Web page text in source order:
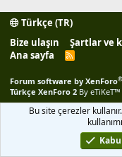
Türkçe (TR)
Bize ulaşın
Şartlar ve
Ana sayfa
R
Forum software by XenForo®
Türkçe XenForo 2 By
Bu site çerezler